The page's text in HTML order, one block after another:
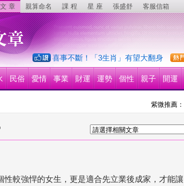
文 章 親算命名 課 程 星 座 張盛舒 客服信箱
喜事不斷！「3生肖」有望大翻身
民俗 愛情 事業 財運 運勢 個性 親子 開運
紫微推薦：
性較強悍的女生，更是適合先立業後成家，才能讓